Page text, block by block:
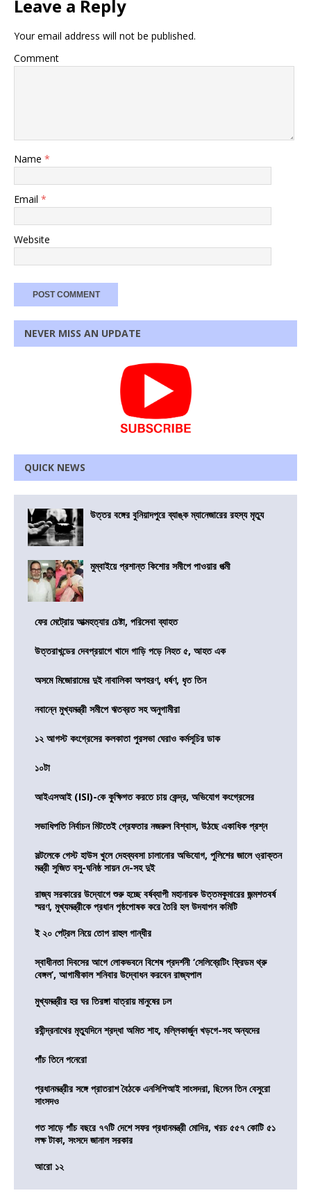
Leave a Reply
Your email address will not be published.
Comment
Name *
Email *
Website
NEVER MISS AN UPDATE
QUICK NEWS
উত্তর বঙ্গের বুনিয়াদপুরে ব্যাঙ্ক ম্যানেজারের রহস্য মৃত্যু
মুম্বাইয়ে প্রশান্ত কিশোর সমীপে পাওয়ার পত্মী
ফের মেট্রোয় আত্মহত্যার চেষ্টা, পরিসেবা ব্যাহত
উত্তরাখন্ডের দেবপ্রয়াগে খাদে গাড়ি পড়ে নিহত ৫, আহত এক
অসমে মিজোরামের দুই নাবালিকা অপহরণ, ধর্ষণ, ধৃত তিন
নবান্নে মুখ্যমন্ত্রী সমীপে ঋতব্রত সহ অনুগামীরা
১২ আগস্ট কংগ্রেসের কলকাতা পুরসভা ঘেরাও কর্মসূচির ডাক
১০টা
আইএসআই (ISI)-কে কুক্ষিগত করতে চায় কেন্দ্র, অভিযোগ কংগ্রেসের
সভাধিপতি নির্বাচন মিটতেই গ্রেফতার নজরুল বিশ্বাস, উঠছে একাধিক প্রশ্ন
সল্টলেকে গেস্ট হাউস খুলে দেহব্যবসা চালানোর অভিযোগ, পুলিশের জালে ও্রাক্তন
মন্ত্রী সুজিত বসু-ঘনিষ্ঠ সায়ন দে-সহ দুই
রাজ্য সরকারের উদ্যোগে শুরু হচ্ছে বর্ষব্যাপী মহানায়ক উত্তমকুমারের জন্মশতবর্ষ
স্মরণ, মুখ্যমন্ত্রীকে প্রধান পৃষ্ঠপোষক করে তৈরি হল উদযাপন কমিটি
ই ২০ পেট্রল নিয়ে তোপ রাহুল গান্ধীর
স্বাধীনতা দিবসের আগে লোকভবনে বিশেষ প্রদর্শনী ‘সেলিব্রেটিং ফ্রিডম থ্রু
বেঙ্গল’, আগামীকাল শনিবার উদ্বোধন করবেন রাজ্যপাল
মুখ্যমন্ত্রীর হর ঘর তিরঙ্গা যাত্রায় মানুষের ঢল
রবীন্দ্রনাথের মৃত্যুদিনে শ্রদ্ধা অমিত শাহ, মল্লিকার্জুন খড়গে-সহ অন্যদের
পাঁচ তিনে পনেরো
প্রধানমন্ত্রীর সঙ্গে প্রাতরাশ বৈঠকে এনসিপিআই সাংসদরা, ছিলেন তিন বেসুরো
সাংসদও
গত সাড়ে পাঁচ বছরে ৭৭টি দেশে সফর প্রধানমন্ত্রী মোদির, খরচ ৫৫৭ কোটি ৫১
লক্ষ টাকা, সংসদে জানাল সরকার
আরো ১২